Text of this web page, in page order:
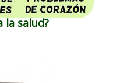
la salud?